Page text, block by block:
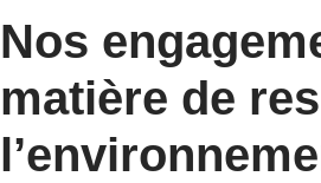
Nos
matière de